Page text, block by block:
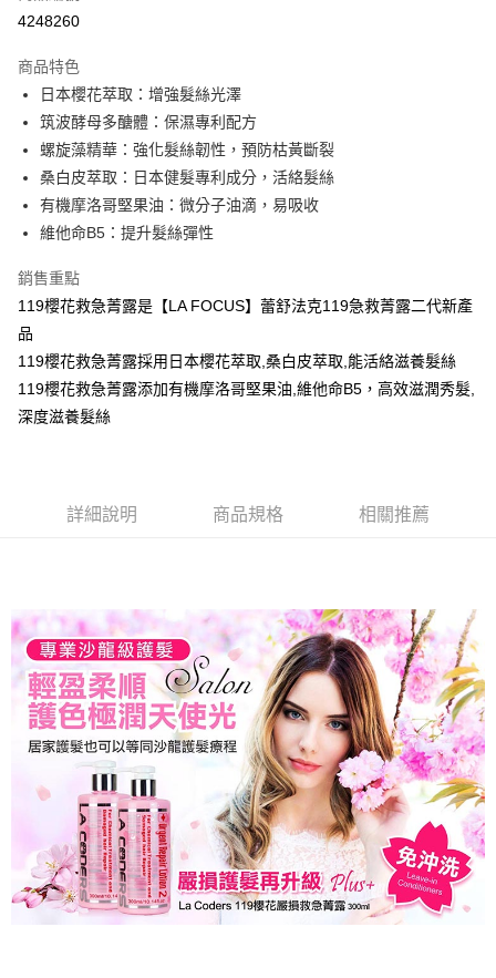
超商取貨付款
Apple Pay
街口支付
悠遊付
AFTEE先享後付
相關說明
AFTEE先享後付是「在收到商品之後才付款」的支付方式。 讓您購物簡單
便利好安心！
１．簡單：不需註冊會員、不需綁卡、不需儲值。
２．便利：只要手機號碼，簡訊認證，即可結帳。
３．安心：先確認商品／服務後，再付款。
１．於結帳方式選擇「AFTEE先享後付」後，將跳轉至「AFTEE先享後付」
ATM／網路銀行／等多元方式進行付款，方視為交易完成。
※ 請注意：結帳手續完成當下不需立刻繳費，但若您需要取消訂單，請聯絡
客戶支援中心」
https://netprotections.freshdesk.com/support/home
【注意事項】
１．透過由恩沛科技股份有限公司提供之「AFTEE先享後付」服務完成之交
易，需依本服務之必要範圍內提供個人資料，並將交易相關給付款項請求債
權轉讓予恩沛科技股份有限公司。
２．關於個人資料處理事宜，請瀏覽以下網址：
https://aftee.tw/terms/#terms3
３．未成年的使用者請事先徵得法定代理人或監護人之同意方可使用
「AFTEE先享後付」，若未經同意申辦者引起之損失，本公司不負相關責
４．使用「AFTEE先享後付」時，將依據個別帳號之用戶狀況，依本公司即
時審查核予不同之上限額度；若仍有額度不足之情形，本公司將視審查結果
請求用戶進行身份認證。
５．嚴禁一人註冊多個帳號或使用他人資訊註冊。若發現惡意使用之情形，
恩沛科技股份有限公司將有權停止該用戶之使用額度並採取法律行動。
ATM付款
運送方式
全家取貨付款
每筆NT$80，滿NT$699(含以上)免運費
萊爾富取貨付5
每筆NT$80，滿NT$699(含以上)免運費
7-11取貨付款
每筆NT$80，滿NT$699(含以上)免運費
付款後7-11取貨
每筆NT$80，滿NT$699(含以上)免運費
宅配
每筆NT$80，滿NT$699(含以上)免運費
免運
每筆NT$80，滿NT$699(含以上)免運費
4248260
商品特色
日本櫻花萃取：增強髮絲光澤
筑波酵母多醣體：保濕專利配方
螺旋藻精華：強化髮絲韌性，預防枯黃斷裂
桑白皮萃取：日本健髮專利成分，活絡髮絲
有機摩洛哥堅果油：微分子油滴，易吸收
維他命B5：提升髮絲彈性
銷售重點
119櫻花救急菁露是【LA FOCUS】蕾舒法克119急救菁露二代新產
品
119櫻花救急菁露採用日本櫻花萃取,桑白皮萃取,能活絡滋養髮絲
119櫻花救急菁露添加有機摩洛哥堅果油,維他命B5，高效滋潤秀髮,
深度滋養髮絲
詳細說明 商品規格 相關推薦